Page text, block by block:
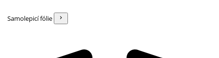
Samolepicí fólie